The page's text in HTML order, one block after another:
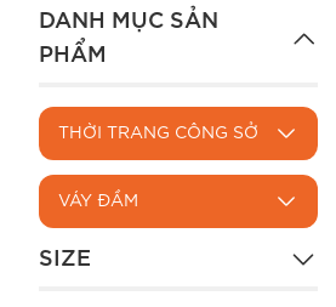
DANH MỤC SẢN
PHẨM
THỜI TRANG CÔNG SỞ
VÁY ĐẦM
SIZE